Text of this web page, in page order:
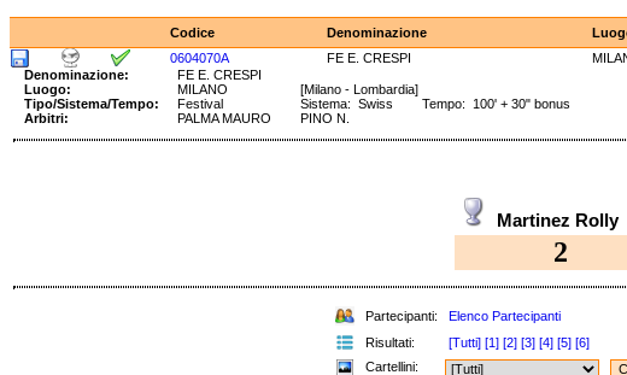
Codice Denominazione
0604070A
FE E. CRESPI
Denominazione:
FE E. CRESPI
Luogo:
MILANO
[Milano - Lombardia]
Tipo/Sistema/Tempo:
Festival
Sistema: Swiss Tempo: 100' + 30" bonus
Arbitri:
PALMA MAURO PINO N.
Martinez Rolly
2
Partecipanti: Elenco Partecipanti
Risultati:
[Tutti] [1] [2] [3] [4] [5] [6]
Cartellini: